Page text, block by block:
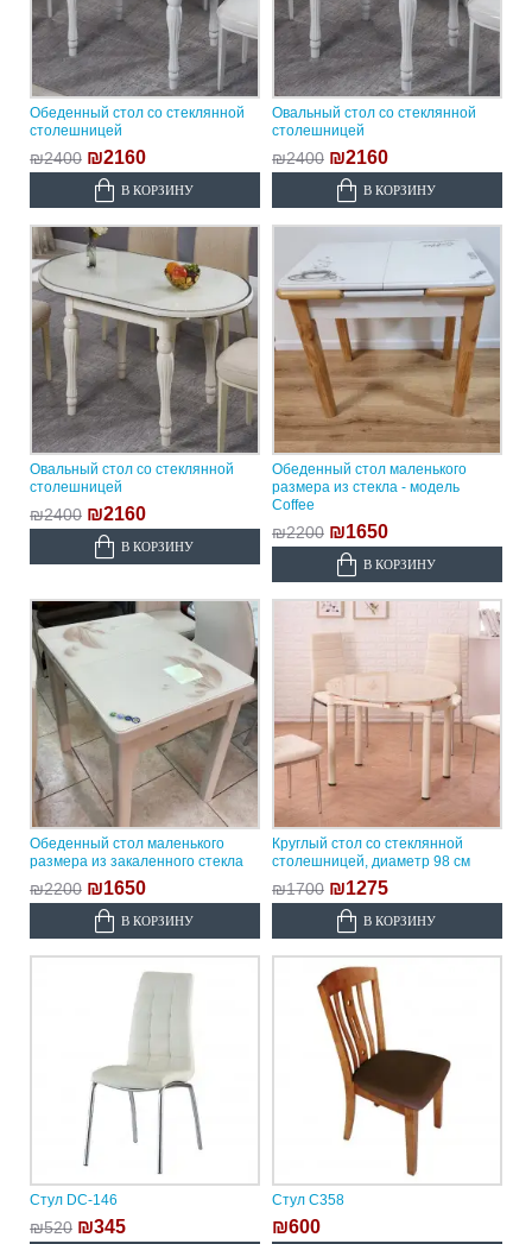
Обеденный стол со стеклянной
столешницей
₪2400 ₪2160
В КОРЗИНУ
Овальный стол со стеклянной
столешницей
₪2400 ₪2160
В КОРЗИНУ
Овальный стол со стеклянной
столешницей
₪2400 ₪2160
В КОРЗИНУ
Обеденный стол маленького
размера из стекла - модель
Coffee
₪2200 ₪1650
В КОРЗИНУ
Обеденный стол маленького
размера из закаленного стекла
₪2200 ₪1650
В КОРЗИНУ
Круглый стол со стеклянной
столешницей, диаметр 98 см
₪1700 ₪1275
В КОРЗИНУ
Стул DC-146
₪520 ₪345
Стул C358
₪600